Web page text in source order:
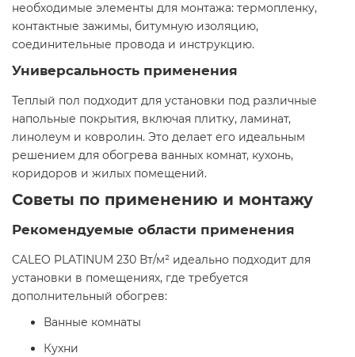
необходимые элементы для монтажа: термопленку,
контактные зажимы, битумную изоляцию,
соединительные провода и инструкцию.​
Универсальность применения
Теплый пол подходит для установки под различные
напольные покрытия, включая плитку, ламинат,
линолеум и ковролин. Это делает его идеальным
решением для обогрева ванных комнат, кухонь,
коридоров и жилых помещений.​
Советы по применению и монтажу
Рекомендуемые области применения
CALEO PLATINUM 230 Вт/м² идеально подходит для
установки в помещениях, где требуется
дополнительный обогрев:​
Ванные комнаты
Кухни